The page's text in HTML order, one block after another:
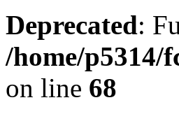
Deprecated:
/home/p5314/
on line 68